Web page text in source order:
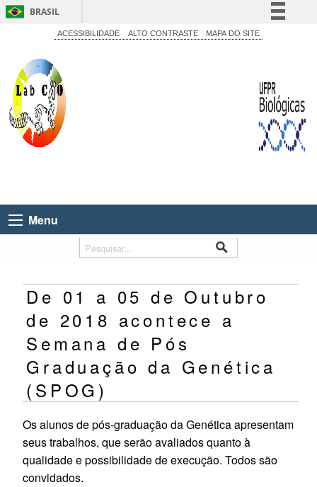
BRASIL
Simplifique!
Acesso à informação
ACESSIBILIDADE ALTO CONTRASTE MAPA DO SITE
Menu
De 01 a 05 de Outubro
de 2018 acontece a
Semana de Pós
Graduação da Genética
(SPOG)
Os alunos de pós-graduação da Genética apresentam
seus trabalhos, que serão avaliados quanto à
qualidade e possibilidade de execução. Todos são
convidados.